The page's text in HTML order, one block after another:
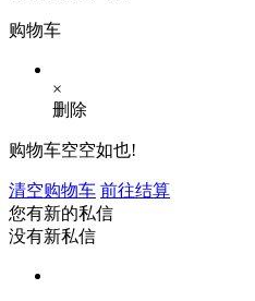
购物车
×
删除
购物车空空如也!
清空购物车 前往结算
您有新的私信
没有新私信